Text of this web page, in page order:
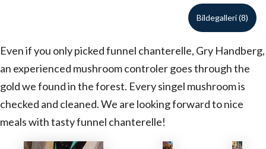
Bildegalleri (8)
Even if you only picked funnel chanterelle, Gry Handberg,
an experienced mushroom controler goes through the
gold we found in the forest. Every singel mushroom is
checked and cleaned. We are looking forward to nice
meals with tasty funnel chanterelle!